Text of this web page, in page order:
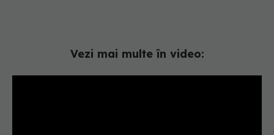
Vezi mai multe în video: